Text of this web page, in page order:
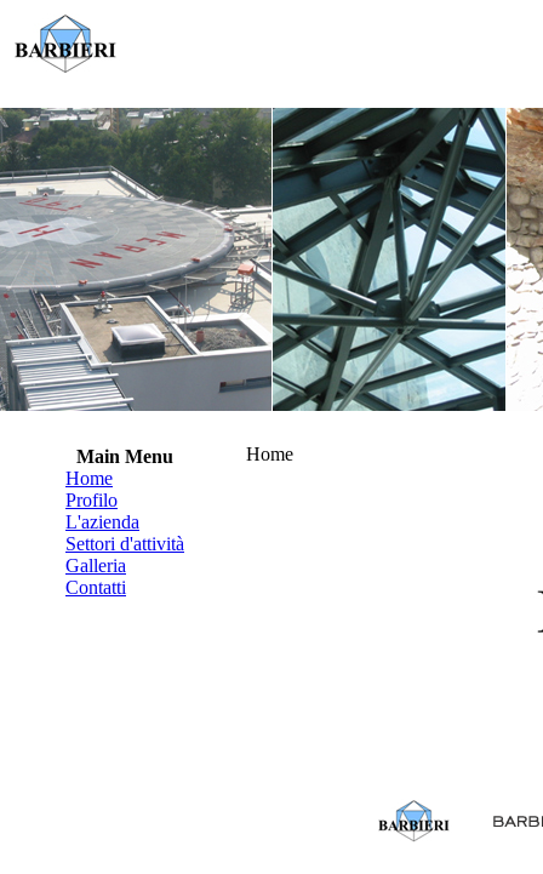
Main Menu
Home
Profilo
L'azienda
Settori d'attività
Galleria
Contatti
Home